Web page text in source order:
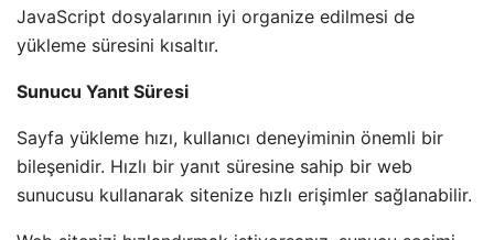
JavaScript dosyalarının iyi organize edilmesi de
yükleme süresini kısaltır.
Sunucu Yanıt Süresi
Sayfa yükleme hızı, kullanıcı deneyiminin önemli bir
bileşenidir. Hızlı bir yanıt süresine sahip bir web
sunucusu kullanarak sitenize hızlı erişimler sağlanabilir.